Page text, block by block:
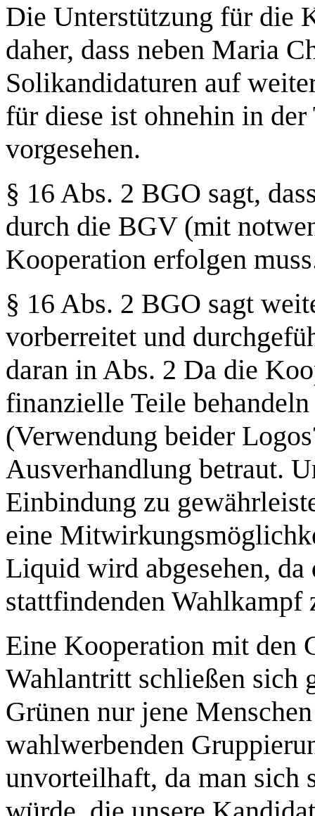
Die Unterstützung für die
daher, dass neben Maria
Solikandidaturen auf
für diese ist ohnehin in
vorgesehen.
§ 16 Abs. 2 BGO sagt,
durch die BGV (mit
Kooperation erfolgen
§ 16 Abs. 2 BGO sagt
vorberreitet und
daran in Abs. 2 Da die
finanzielle Teile
(Verwendung beider
Ausverhandlung betraut.
Einbindung zu
eine
Liquid wird abgesehen,
stattfindenden Wahlkampf
Eine Kooperation mit den
Wahlantritt schließen sich
Grünen nur jene
wahlwerbenden
unvorteilhaft, da man sich